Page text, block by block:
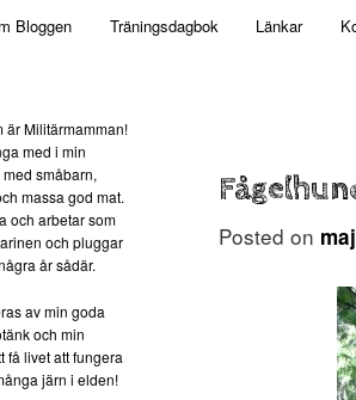
content
Bloggen Träningsdagbok Länkar
Posted on
är Militärmamman!
med i min
småbarn,
massa god mat.
och arbetar som
och pluggar
år sådär.
av min goda
och min
få livet att fungera
järn i elden!